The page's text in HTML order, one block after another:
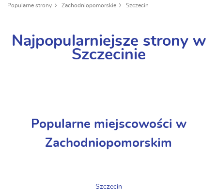
Popularne strony Zachodniopomorskie Szczecin
Najpopularniejsze strony w
Szczecinie
Popularne miejscowości w
Zachodniopomorskim
Szczecin